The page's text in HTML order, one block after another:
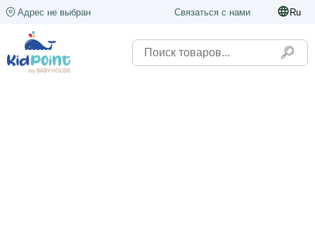
Адрес не выбран Связаться с нами Ru